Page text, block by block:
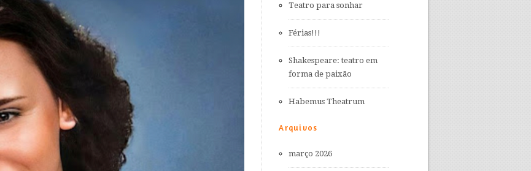
Teatro para sonhar
Férias!!!
Shakespeare: teatro em
forma de paixão
Habemus Theatrum
Arquivos
março 2026